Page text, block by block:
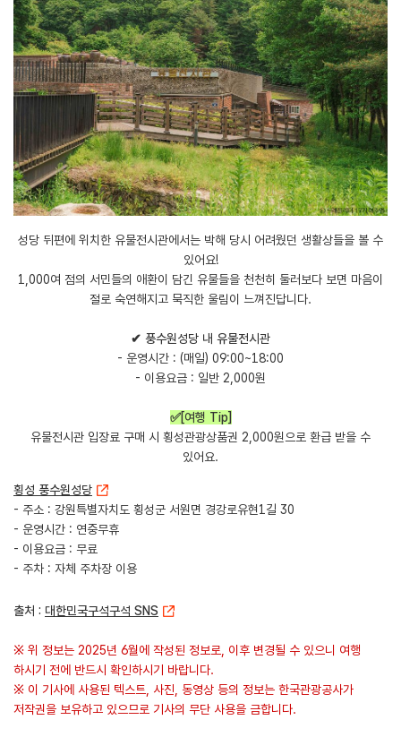
성당 뒤편에 위치한 유물전시관에서는 박해 당시 어려웠던 생활상들을 볼 수
있어요!
1,000여 점의 서민들의 애환이 담긴 유물들을 천천히 둘러보다 보면 마음이
절로 숙연해지고 묵직한 울림이 느껴진답니다.
✔ 풍수원성당 내 유물전시관
- 운영시간 : (매일) 09:00~18:00
- 이용요금 : 일반 2,000원
​✅[여행 Tip]
유물전시관 입장료 구매 시 횡성관광상품권 2,000원으로 환급 받을 수
있어요.
횡성 풍수원성당
- 주소 : 강원특별자치도 횡성군 서원면 경강로유현1길 30
- 운영시간 : 연중무휴
- 이용요금 : 무료
- 주차 : 자체 주차장 이용
출처 : 대한민국구석구석 SNS
※ 위 정보는 2025년 6월에 작성된 정보로, 이후 변경될 수 있으니 여행
하시기 전에 반드시 확인하시기 바랍니다.
※ 이 기사에 사용된 텍스트, 사진, 동영상 등의 정보는 한국관광공사가
저작권을 보유하고 있으므로 기사의 무단 사용을 금합니다.